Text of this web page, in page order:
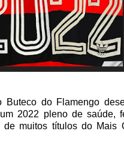
Buteco do Flamengo
2022 pleno de saúde,
de muitos títulos do Mais